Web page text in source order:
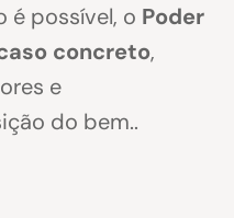
é possível, o Poder
concreto,
e
do bem..